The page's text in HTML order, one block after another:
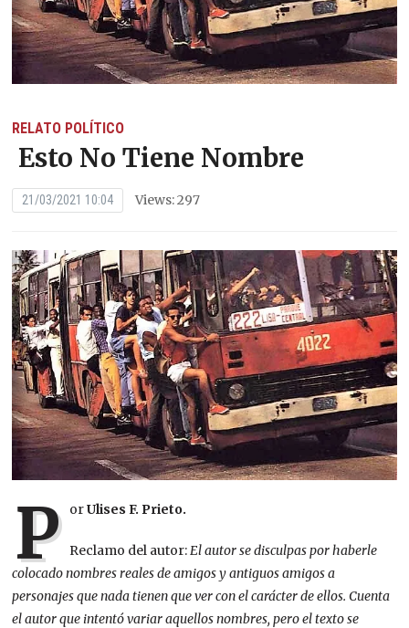
RELATO POLÍTICO
Esto No Tiene Nombre
21/03/2021 10:04 Views: 297
P orUlises F. Prieto.
Reclamo del autor: El autor se disculpas por haberle
colocado nombres reales de amigos y antiguos amigos a
personajes que nada tienen que ver con el carácter de ellos. Cuenta
el autor que intentó variar aquellos nombres, pero el texto se